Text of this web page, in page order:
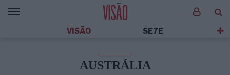
VISÃO SE7E
AUSTRÁLIA